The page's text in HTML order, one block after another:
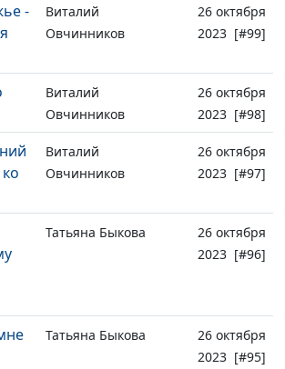
-
Виталий
Овчинников
26 октября
2023 [#99]
Виталий
Овчинников
26 октября
2023 [#98]
Виталий
Овчинников
26 октября
2023 [#97]
Татьяна Быкова
26 октября
2023 [#96]
Татьяна Быкова
26 октября
2023 [#95]